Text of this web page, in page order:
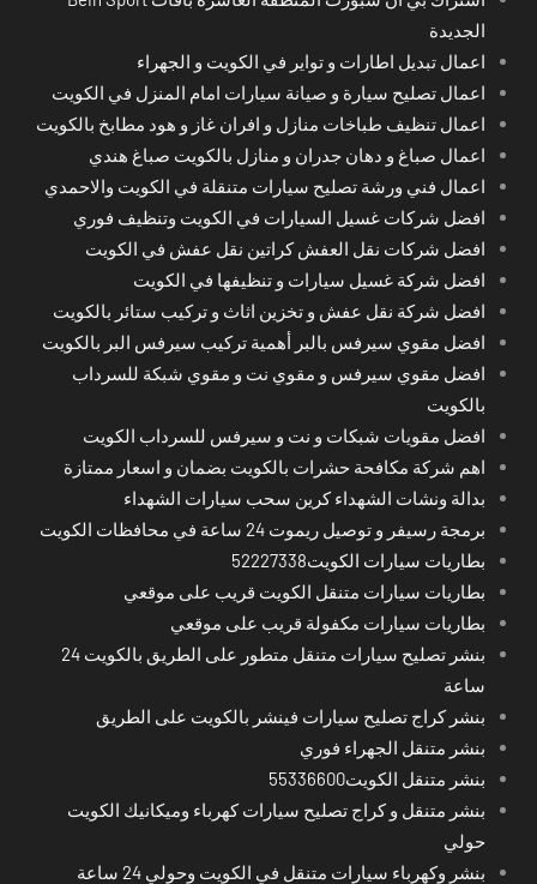
الجديدة
اعمال تبديل اطارات و تواير في الكويت و الجهراء
اعمال تصليح سيارة و صيانة سيارات امام المنزل في الكويت
اعمال تنظيف طباخات منازل و افران غاز و هود مطابخ بالكويت
اعمال صباغ و دهان جدران و منازل بالكويت صباغ هندي
اعمال فني ورشة تصليح سيارات متنقلة في الكويت والاحمدي
افضل شركات غسيل السيارات في الكويت وتنظيف فوري
افضل شركات نقل العفش كراتين نقل عفش في الكويت
افضل شركة غسيل سيارات و تنظيفها في الكويت
افضل شركة نقل عفش و تخزين اثاث و تركيب ستائر بالكويت
افضل مقوي سيرفس بالبر أهمية تركيب سيرفس البر بالكويت
افضل مقوي سيرفس و مقوي نت و مقوي شبكة للسرداب
بالكويت
افضل مقويات شبكات و نت و سيرفس للسرداب الكويت
اهم شركة مكافحة حشرات بالكويت بضمان و اسعار ممتازة
بدالة ونشات الشهداء كرين سحب سيارات الشهداء
برمجة رسيفر و توصيل ريموت 24 ساعة في محافظات الكويت
بطاريات سيارات الكويت52227338
بطاريات سيارات متنقل الكويت قريب على موقعي
بطاريات سيارات مكفولة قريب على موقعي
بنشر تصليح سيارات متنقل متطور على الطريق بالكويت 24
ساعة
بنشر كراج تصليح سيارات فينشر بالكويت على الطريق
بنشر متنقل الجهراء فوري
بنشر متنقل الكويت55336600
بنشر متنقل و كراج تصليح سيارات كهرباء وميكانيك الكويت
حولي
بنشر وكهرباء سيارات متنقل في الكويت وحولي 24 ساعة